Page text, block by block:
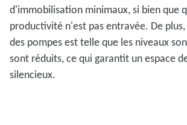
d'immobilisation minimaux, si bien que
productivité n'est pas entravée. De
des pompes est telle que les niveaux
sont réduits, ce qui garantit un espace
silencieux.